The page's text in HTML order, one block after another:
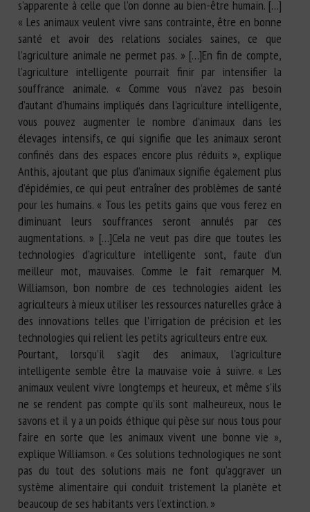
s’apparente à celle que l’on donne au bien-être humain. […]
« Les animaux veulent vivre sans contrainte, être en bonne
santé et avoir des relations sociales saines, ce que
l’agriculture animale ne permet pas. » […]En fin de compte,
l’agriculture intelligente pourrait finir par intensifier la
souffrance animale. « Comme vous n’avez pas besoin
d’autant d’humains impliqués dans l’agriculture intelligente,
vous pouvez augmenter le nombre d’animaux dans les
élevages intensifs, ce qui signifie que les animaux seront
confinés dans des espaces encore plus réduits », explique
Anthis, ajoutant que plus d’animaux signifie également plus
d’épidémies, ce qui peut entraîner des problèmes de santé
pour les humains. « Tous les petits gains que vous ferez en
diminuant leurs souffrances seront annulés par ces
augmentations. » […]Cela ne veut pas dire que toutes les
technologies d’agriculture intelligente sont, faute d’un
meilleur mot, mauvaises. Comme le fait remarquer M.
Williamson, bon nombre de ces technologies aident les
agriculteurs à mieux utiliser les ressources naturelles grâce à
des innovations telles que l’irrigation de précision et les
technologies qui relient les petits agriculteurs entre eux.
Pourtant, lorsqu’il s’agit des animaux, l’agriculture
intelligente semble être la mauvaise voie à suivre. « Les
animaux veulent vivre longtemps et heureux, et même s’ils
ne se rendent pas compte qu’ils sont malheureux, nous le
savons et il y a un poids éthique qui pèse sur nous tous pour
faire en sorte que les animaux vivent une bonne vie »,
explique Williamson. « Ces solutions technologiques ne sont
pas du tout des solutions mais ne font qu’aggraver un
système alimentaire qui conduit tristement la planète et
beaucoup de ses habitants vers l’extinction. »